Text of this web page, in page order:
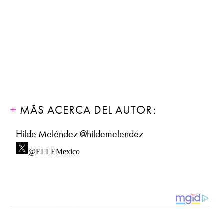
MÁS ACERCA DEL AUTOR:
Hilde Meléndez @hildemelendez
@ELLEMexico